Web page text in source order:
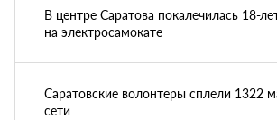
В центре Саратова покалечилась 18-
на электросамокате
Саратовские волонтеры сплели 1322
сети